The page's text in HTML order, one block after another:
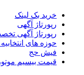
خرید بک لینک
رپورتاژ آگهی
رپورتاژ آگهی
حوزه های
فیش حج
قیمت بیسیم